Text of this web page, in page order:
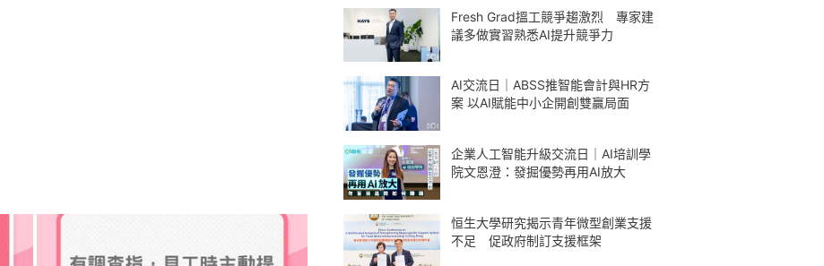
Fresh Grad搵工競爭趨激烈 專家建
議多做實習熟悉AI提升競爭力
AI交流日｜ABSS推智能會計與HR方
案 以AI賦能中小企開創雙贏局面
企業人工智能升級交流日｜AI培訓學
院文恩澄：發掘優勢再用AI放大
恒生大學研究揭示青年微型創業支援
不足 促政府制訂支援框架